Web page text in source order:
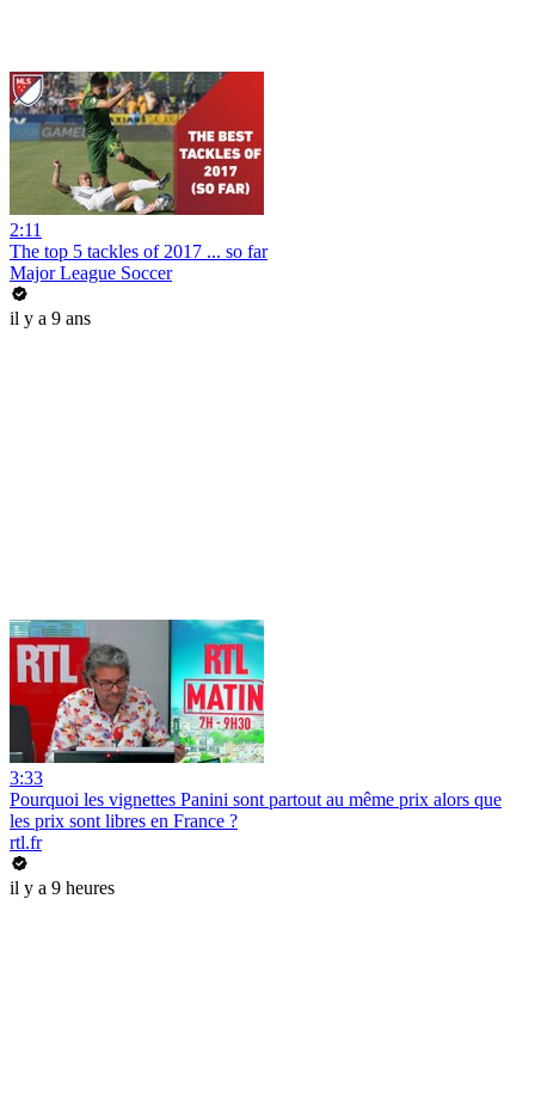
2:11
The top 5 tackles of 2017 ... so far
Major League Soccer
il y a 9 ans
3:33
Pourquoi les vignettes Panini sont partout au même prix alors que
les prix sont libres en France ?
rtl.fr
il y a 9 heures